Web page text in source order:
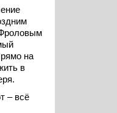
на
в
– всё